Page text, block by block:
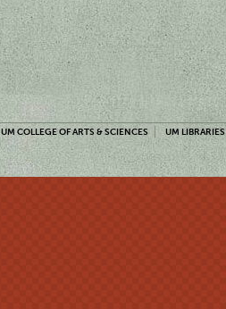
UM COLLEGE OF ARTS & SCIENCES UM LIBRARIES